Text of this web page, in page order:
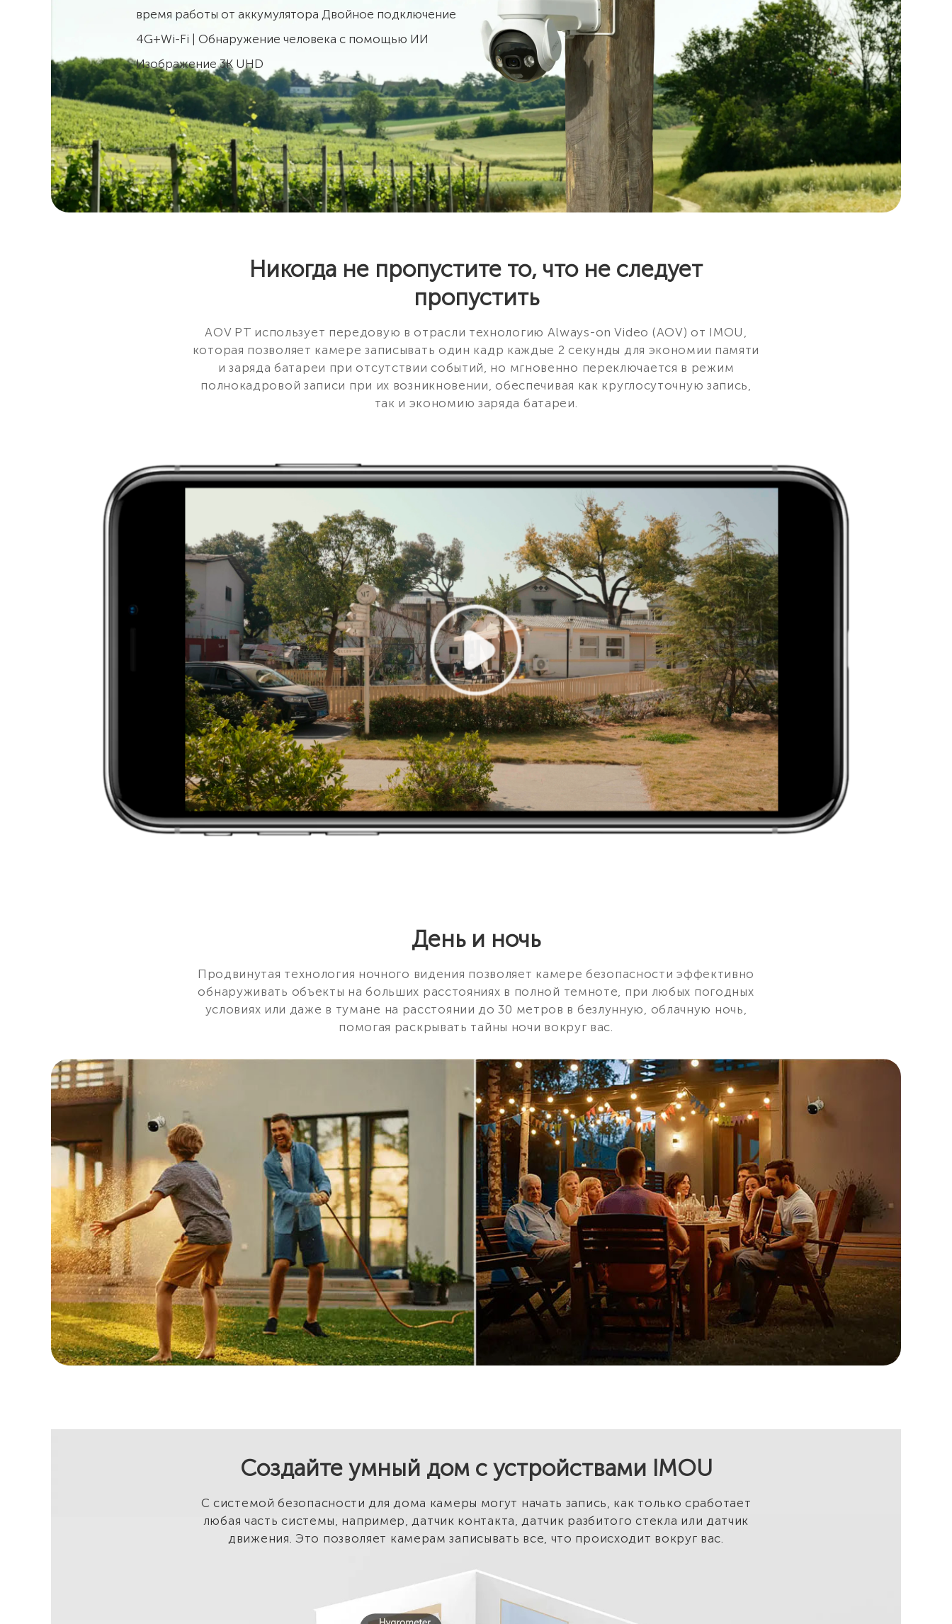
время работы от аккумулятора Двойное подключение
4G+Wi-Fi | Обнаружение человека с помощью ИИ
Изображение 3K UHD
Никогда не пропустите то, что не следует
пропустить
AOV PT использует передовую в отрасли технологию Always-on Video (AOV) от IMOU,
которая позволяет камере записывать один кадр каждые 2 секунды для экономии памяти
и заряда батареи при отсутствии событий, но мгновенно переключается в режим
полнокадровой записи при их возникновении, обеспечивая как круглосуточную запись,
так и экономию заряда батареи.
День и ночь
Продвинутая технология ночного видения позволяет камере безопасности эффективно
обнаруживать объекты на больших расстояниях в полной темноте, при любых погодных
условиях или даже в тумане на расстоянии до 30 метров в безлунную, облачную ночь,
помогая раскрывать тайны ночи вокруг вас.
Создайте умный дом с устройствами IMOU
С системой безопасности для дома камеры могут начать запись, как только сработает
любая часть системы, например, датчик контакта, датчик разбитого стекла или датчик
движения. Это позволяет камерам записывать все, что происходит вокруг вас.